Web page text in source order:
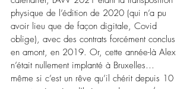
physique de l’édition de 2020 (qui n’a pu
avoir lieu que de façon digitale, Covid
oblige), avec des contrats forcément conclus
en amont, en 2019. Or, cette année-là Alex
n’était nullement implanté à Bruxelles…
même si c’est un rêve qu’il chérit depuis 10